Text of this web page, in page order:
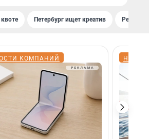
Петербург ищет креатив
КОМПАНИЙ